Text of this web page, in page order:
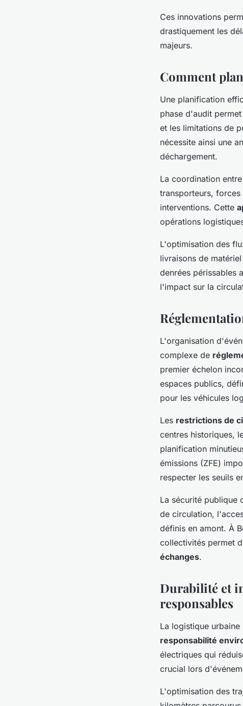
Ces innovations
drastiquement les
majeurs.
Comment
Une planification
phase d'audit
et les limitations de
nécessite ainsi une
déchargement.
La coordination
transporteurs,
interventions. Cette
opérations
L'optimisation des
livraisons de
denrées périssables
l'impact sur la
L'organisation
complexe de
premier échelon
espaces publics,
pour les véhicules
Les restrictions de
centres historiques,
planification
émissions (ZFE)
respecter les seuils
La sécurité publique
de circulation,
définis en amont. À
collectivités permet
échanges.
Durabilité et
responsables
La logistique
responsabilité
électriques qui
crucial lors
L'optimisation des